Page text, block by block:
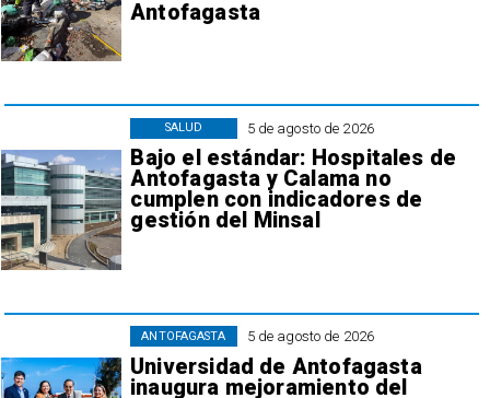
Antofagasta
5 de agosto de 2026
Bajo el estándar: Hospitales de
Antofagasta y Calama no
cumplen con indicadores de
gestión del Minsal
SALUD
5 de agosto de 2026
Universidad de Antofagasta
inaugura mejoramiento del
ANTOFAGASTA